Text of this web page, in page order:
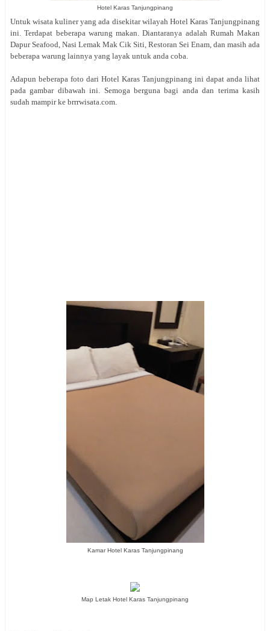
Hotel Karas Tanjungpinang
Untuk wisata kuliner yang ada disekitar wilayah Hotel Karas Tanjungpinang
ini. Terdapat beberapa warung makan. Diantaranya adalah Rumah Makan
Dapur Seafood, Nasi Lemak Mak Cik Siti, Restoran Sei Enam, dan masih ada
beberapa warung lainnya yang layak untuk anda coba.
Adapun beberapa foto dari Hotel Karas Tanjungpinang ini dapat anda lihat
pada gambar dibawah ini. Semoga berguna bagi anda dan terima kasih
sudah mampir ke brrrwisata.com.
Kamar Hotel Karas Tanjungpinang
Map Letak Hotel Karas Tanjungpinang